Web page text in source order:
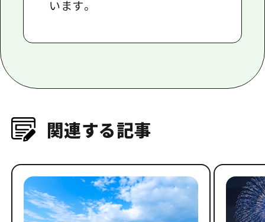
います。
関連する記事